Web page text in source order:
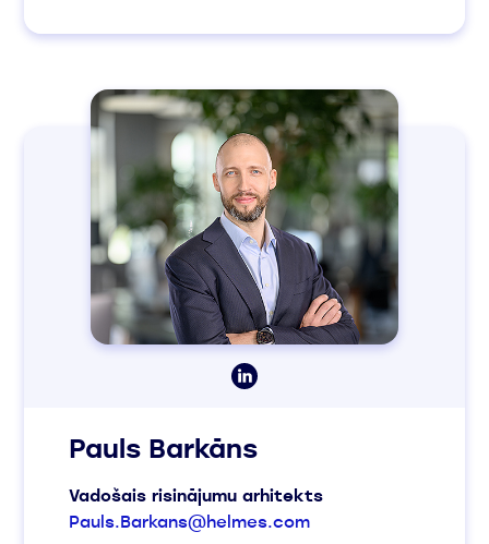
Pauls Barkāns
Vadošais risinājumu arhitekts
Pauls.Barkans@helmes.com